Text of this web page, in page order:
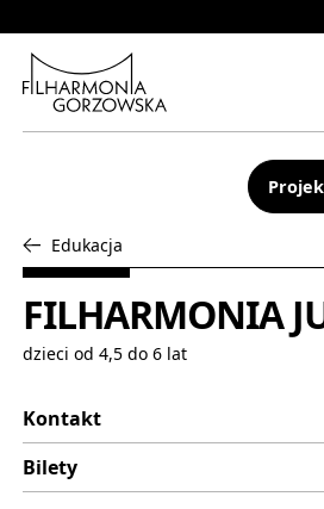
FILHARMONIA
Filharmonia Gorzowska
powrót do:
Edukacja
FILHARMONIA
dzieci od 4,5 do 6 lat
Kontakt
Bilety